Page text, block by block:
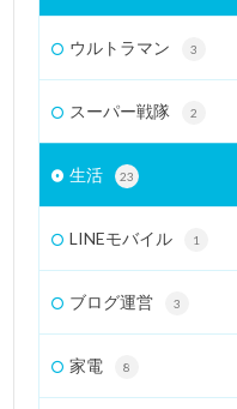
ウルトラマン 3
スーパー戦隊 2
生活 23
LINEモバイル 1
ブログ運営 3
家電 8